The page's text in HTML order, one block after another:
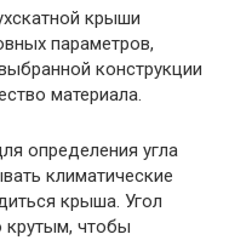
крыши
параметров,
конструкции
материала.
определения угла
климатические
крыша. Угол
крутым, чтобы